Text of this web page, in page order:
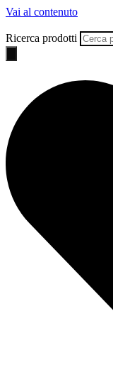
Vai al contenuto
Ricerca prodotti